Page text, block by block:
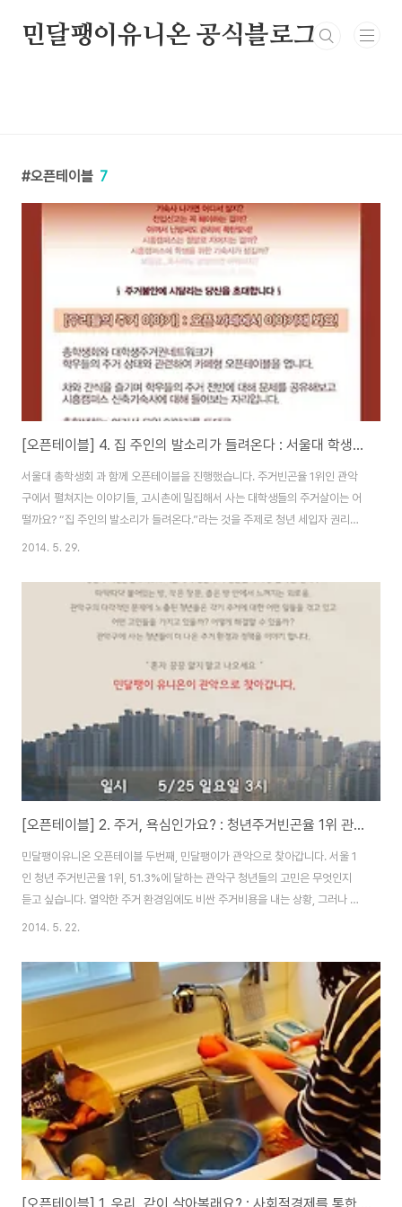
민달팽이유니온 공식블로그
오픈테이블 7
[오픈테이블] 4. 집 주인의 발소리가 들려온다 : 서울대 학생들과 함께.
서울대 총학생회 과 함께 오픈테이블을 진행했습니다. 주거빈곤율 1위인 관악
구에서 펼쳐지는 이야기들, 고시촌에 밀집해서 사는 대학생들의 주거살이는 어
떨까요? “집 주인의 발소리가 들려온다.”라는 것을 주제로 청년 세입자 권리에
대해 집중적으로 조망해보는 오픈테이블이었습니다. 즐겁게 주먹밥을 만들어
다양한 삶의 이야기들이 나왔습니다. 집과 관련한 이야기들, 특히 울컥울컥했
던 사례들은 자칫 지나친 사생활을 드러내는 것일지도 모르고 그저 사변적인
이야기일수도 있지만 모두 모여 이야기하니 공동의 문제, 함께 해결해나가야
을 논의하고 학생들의 권리가 배제되는 점,..
2014. 5. 29.
[오픈테이블] 2. 주거, 욕심인가요? : 청년주거빈곤율 1위 관악구 이야기
민달팽이유니온 오픈테이블 두번째, 민달팽이가 관악으로 찾아갑니다. 서울 1
인 청년 주거빈곤율 1위, 51.3%에 달하는 관악구 청년들의 고민은 무엇인지
듣고 싶습니다. 열악한 주거 환경임에도 비싼 주거비용을 내는 상황, 그러나 너
무나 많은 사람들이 겪고 있는 공통의 문제들의 해결법을 모색하는 자리에 초
고시촌으로 형성되어 고시원이 즐비합니다. 좁은 방과 아주 작은 창문, 따닥따
닥 붙은 방은 더위에도 추위에도 약하고 쉽게 불이 나기도 하고 노후 시설이 그
대로 방치되는 곳이 있어 안전에 대한 우려도 나오고 있습니다. 혼자 사는 것이
다만 외로워서가 아니라 삶 자체가 고단해서 힘겨운 우리 청년들, 나를 살리고
지역을 살리는 집을 ..
2014. 5. 22.